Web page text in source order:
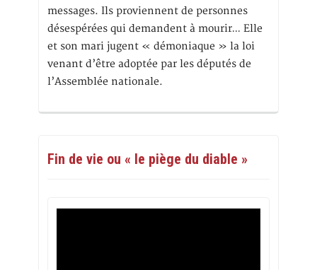
messages. Ils proviennent de personnes
désespérées qui demandent à mourir… Elle
et son mari jugent « démoniaque » la loi
venant d’être adoptée par les députés de
l’Assemblée nationale.
Fin de vie ou « le piège du diable »